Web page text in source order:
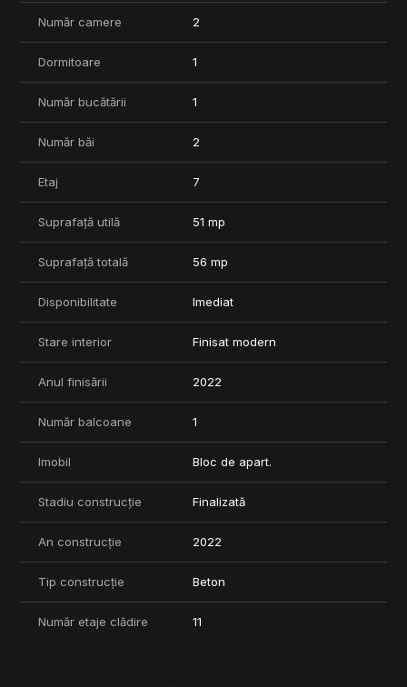
superbă
Pentru mai multe detalii vă așteptăm la o vizionare
Număr camere 2
Dormitoare 1
Număr bucătării 1
Număr băi 2
Etaj 7
Suprafață utilă 51 mp
Suprafață totală 56 mp
Disponibilitate Imediat
Stare interior Finisat modern
Anul finisării 2022
Număr balcoane 1
Imobil Bloc de apart.
Stadiu construcție Finalizată
An construcție 2022
Tip construcție Beton
Număr etaje clădire 11